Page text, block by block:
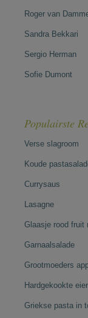
Roger van
Sandra Bekkari
Sergio Herman
Sofie Dumont
Populairste
Verse slagroom
Koude
Currysaus
Lasagne
Glaasje rood fruit
Garnaalsalade
Grootmoeders
Hardgekookte
Griekse pasta in